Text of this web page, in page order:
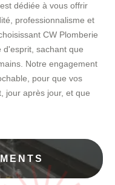
dédiée à vous offrir
professionnalisme et
CW Plomberie
d'esprit, sachant que
Notre engagement
pour que vos
jour après jour, et que